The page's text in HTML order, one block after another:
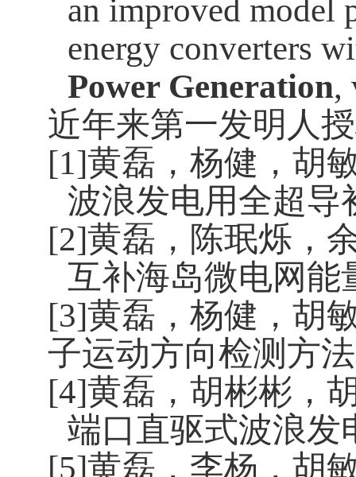
an improved model
energy converters
Power Generation,
近年来第一发明人
[1]黄磊，杨健，胡
波浪发电用全超导
[2]黄磊，陈珉烁，
互补海岛微电网能
[3]黄磊，杨健，胡
子运动方向检测方
[4]黄磊，胡彬彬，
端口直驱式波浪发
[5]黄磊，李杨，胡